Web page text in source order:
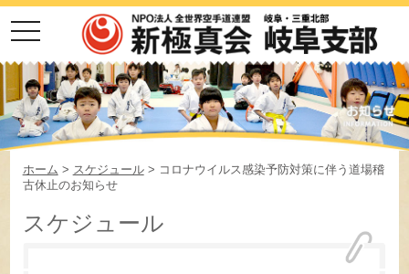
toggle
navigation
ホーム > スケジュール> コロナウイルス感染予防対策に伴う道場稽
古休止のお知らせ
スケジュール